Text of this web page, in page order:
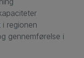
regionen
gennemførelse i